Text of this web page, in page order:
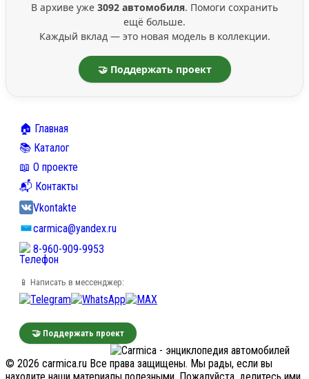
В архиве уже 3092 автомобиля. Помоги сохранить
ещё больше.
Каждый вклад — это новая модель в коллекции.
🤝 Поддержать проект
🏠 Главная
📚 Каталог
📖 О проекте
📬 Контакты
Vkontakte
carmica@yandex.ru
8-960-909-9953
📱 Написать в мессенджер:
🤝 Поддержать проект
© 2026 carmica.ru Все права защищены. Мы рады, если вы